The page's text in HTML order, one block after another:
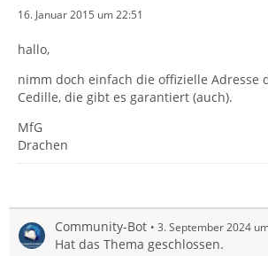
16. Januar 2015 um 22:51
hallo,
nimm doch einfach die offizielle Adresse
Cedille, die gibt es garantiert (auch).
MfG
Drachen
Community-Bot 3. September 2024
Hat das Thema geschlossen.